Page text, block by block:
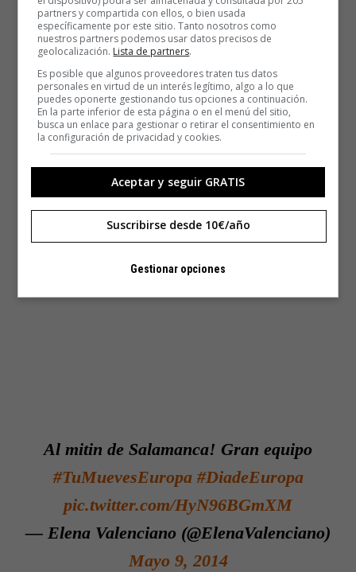
Al mitin de Salamanca! Gran equipo
#TuMuevesEuropa #DiadeEuropa
pic.twitter.com/HyN96BGmXM
— Elena Valenciano (@ElenaValenciano)
Mayo 9, 2014
partners y compartida con ellos, o bien usada
específicamente por este sitio. Tanto nosotros como
nuestros partners podemos usar datos precisos de
geolocalización. Lista de partners.
Es posible que algunos proveedores traten tus datos
personales en virtud de un interés legítimo, algo a lo que
puedes oponerte gestionando tus opciones a continuación.
En la parte inferior de esta página o en el menú del sitio,
busca un enlace para gestionar o retirar el consentimiento en
la configuración de privacidad y cookies.
Aceptar y seguir GRATIS
Suscribirse desde 10€/año
Gestionar opciones